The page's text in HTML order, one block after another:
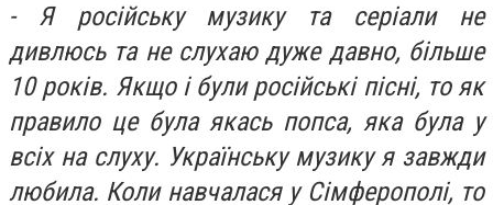
- Я російську музику та серіали не
дивлюсь та не слухаю дуже давно, більше
10 років. Якщо і були російські пісні, то як
правило це була якась попса, яка була у
всіх на слуху. Українську музику я завжди
любила. Коли навчалася у Сімферополі, то